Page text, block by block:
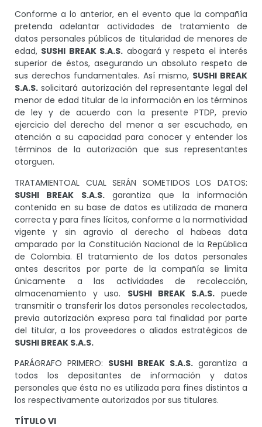
Conforme a lo anterior, en el evento que la compañía
pretenda adelantar actividades de tratamiento de
datos personales públicos de titularidad de menores de
edad, SUSHI BREAK S.A.S. abogará y respeta el interés
superior de éstos, asegurando un absoluto respeto de
sus derechos fundamentales. Así mismo, SUSHI BREAK
S.A.S. solicitará autorización del representante legal del
menor de edad titular de la información en los términos
de ley y de acuerdo con la presente PTDP, previo
ejercicio del derecho del menor a ser escuchado, en
atención a su capacidad para conocer y entender los
términos de la autorización que sus representantes
otorguen.
TRATAMIENTOAL CUAL SERÁN SOMETIDOS LOS DATOS:
SUSHI BREAK S.A.S.garantiza que la información
contenida en su base de datos es utilizada de manera
correcta y para fines lícitos, conforme a la normatividad
vigente y sin agravio al derecho al habeas data
amparado por la Constitución Nacional de la República
de Colombia. El tratamiento de los datos personales
antes descritos por parte de la compañía se limita
únicamente a las actividades de recolección,
almacenamiento y uso. SUSHI BREAK S.A.S.puede
transmitir o transferir los datos personales recolectados,
previa autorización expresa para tal finalidad por parte
del titular, a los proveedores o aliados estratégicos de
SUSHI BREAK S.A.S.
PARÁGRAFO PRIMERO: SUSHI BREAK S.A.S. garantiza a
todos los depositantes de información y datos
personales que ésta no es utilizada para fines distintos a
los respectivamente autorizados por sus titulares.
TÍTULO VI